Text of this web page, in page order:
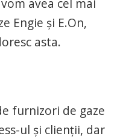
avea cel mai
Engie și E.On,
asta.
furnizori de gaze
ul și clienții, dar